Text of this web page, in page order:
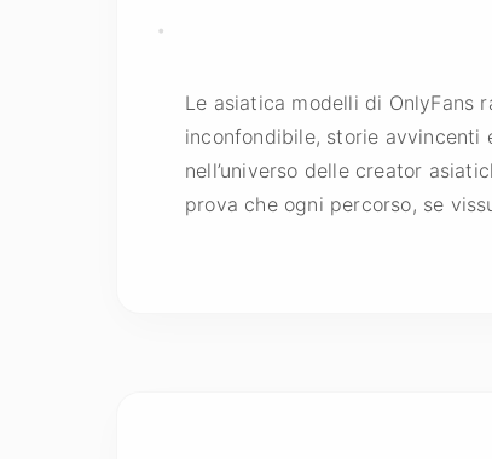
Le asiatica modelli di OnlyFans
inconfondibile, storie avvincenti
nell’universo delle creator
prova che ogni percorso, se